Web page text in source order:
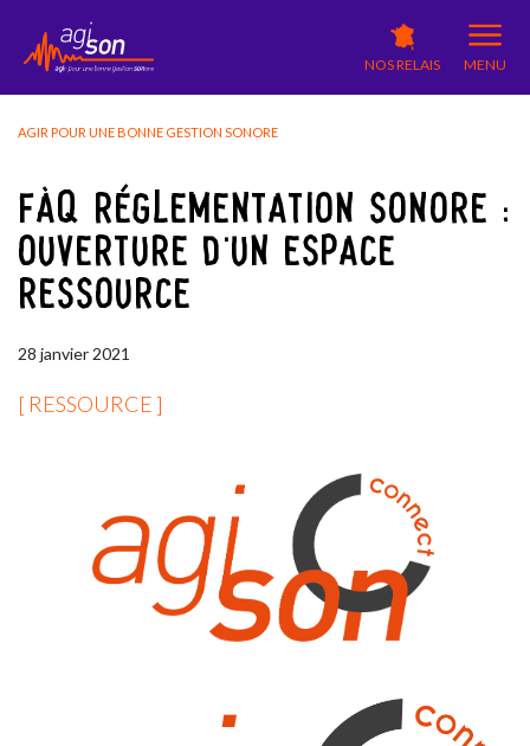
NOS RELAIS MENU
AGIR POUR UNE BONNE GESTION SONORE
FÀQ RÉGLEMENTATION SONORE :
OUVERTURE D'UN ESPACE
RESSOURCE
28 janvier 2021
[ RESSOURCE ]